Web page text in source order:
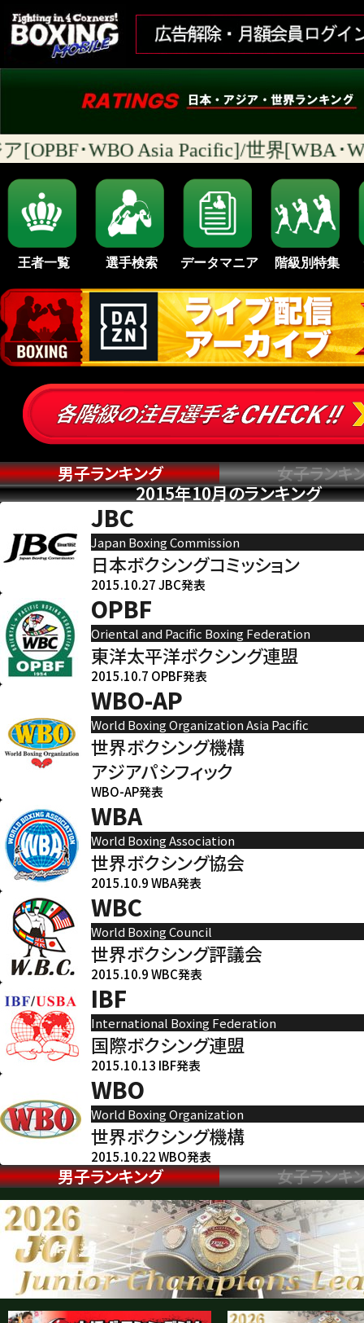
･WBO Asia Pacific]/世界[WBA･
王者一覧 選手検索 データマニア 階級別特集
男子ランキング 女子ランキ
2015年10月のランキング
JBC
Japan Boxing Commission
日本ボクシングコミッション
2015.10.27 JBC発表
OPBF
Oriental and Pacific Boxing Federation
東洋太平洋ボクシング連盟
2015.10.7 OPBF発表
WBO-AP
World Boxing Organization Asia Pacific
世界ボクシング機構
アジアパシフィック
WBO-AP発表
WBA
World Boxing Association
世界ボクシング協会
2015.10.9 WBA発表
WBC
World Boxing Council
世界ボクシング評議会
2015.10.9 WBC発表
IBF
International Boxing Federation
国際ボクシング連盟
2015.10.13 IBF発表
WBO
World Boxing Organization
世界ボクシング機構
2015.10.22 WBO発表
男子ランキング 女子ランキ